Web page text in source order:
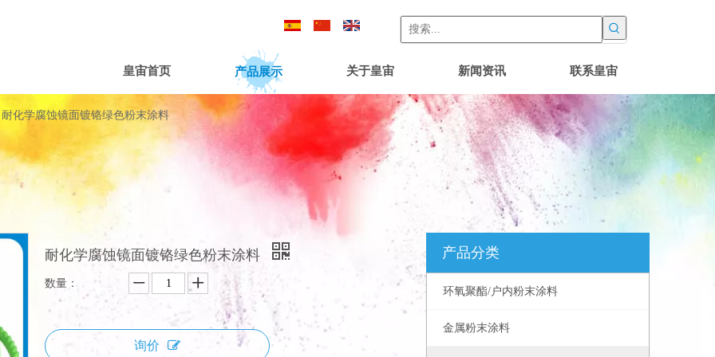
皇宙首页 产品展示 关于皇宙 新闻资讯 联系皇宙
耐化学腐蚀镜面镀铬绿色粉末涂料
耐化学腐蚀镜面镀铬绿色粉末涂料
数量：
询价
产品分类
环氧聚酯/户内粉末涂料
金属粉末涂料